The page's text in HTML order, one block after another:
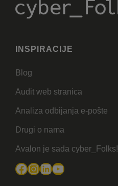
INSPIRACIJE
Blog
Audit web stranica
Analiza odbijanja e-pošte
Drugi o nama
Avalon je sada cyber_Folks!
Facebook
Instagram
LinkedIn
YouTube